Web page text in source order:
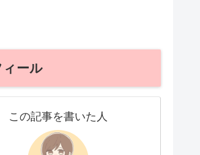
ール
この記事を書いた人